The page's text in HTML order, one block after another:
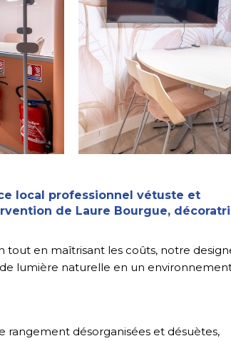
local professionnel vétuste et
de Laure Bourgue,
tout en maîtrisant les coûts, notre
lumière naturelle en un
rangement désorganisées et désuètes,